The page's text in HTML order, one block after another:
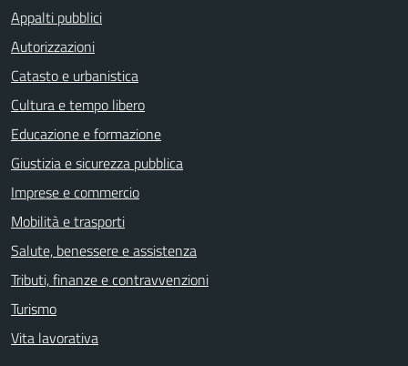
Appalti pubblici
Autorizzazioni
Catasto e urbanistica
Cultura e tempo libero
Educazione e formazione
Giustizia e sicurezza pubblica
Imprese e commercio
Mobilità e trasporti
Salute, benessere e assistenza
Tributi, finanze e contravvenzioni
Turismo
Vita lavorativa